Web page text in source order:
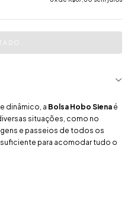
dinâmico, a Bolsa Hobo Siena é
situações, como no
e passeios de todos os
para acomodar tudo o